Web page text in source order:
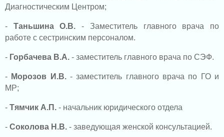
Диагностическим Центром;
- Таньшина О.В. - Заместитель главного врача по
работе с сестринским персоналом.
- Горбачева В.А. - заместитель главного врача по СЭФ.
- Морозов И.В.- заместитель главного врача по ГО и
МР;
- Тямчик А.П. - начальник юридического отдела
- Соколова Н.В. - заведующая женской консультацией.